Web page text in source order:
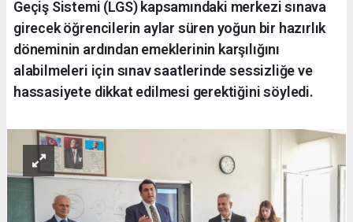
Geçiş Sistemi (LGS) kapsamındaki merkezi sınava
girecek öğrencilerin aylar süren yoğun bir hazırlık
döneminin ardından emeklerinin karşılığını
alabilmeleri için sınav saatlerinde sessizliğe ve
hassasiyete dikkat edilmesi gerektiğini söyledi.